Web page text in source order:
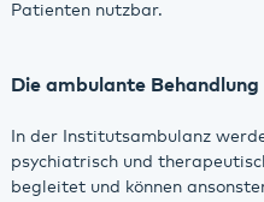
Patienten nutzbar.
Die ambulante Behandlung
In der Institutsambulanz
psychiatrisch und
begleitet und können